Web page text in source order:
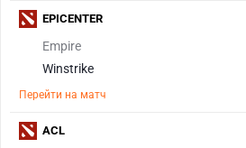
Empire
Winstrike
Перейти на матч
EPICENTER
ACL